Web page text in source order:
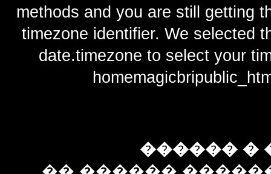
methods and you are still getting
timezone identifier. We selected
date.timezone to select
������ �